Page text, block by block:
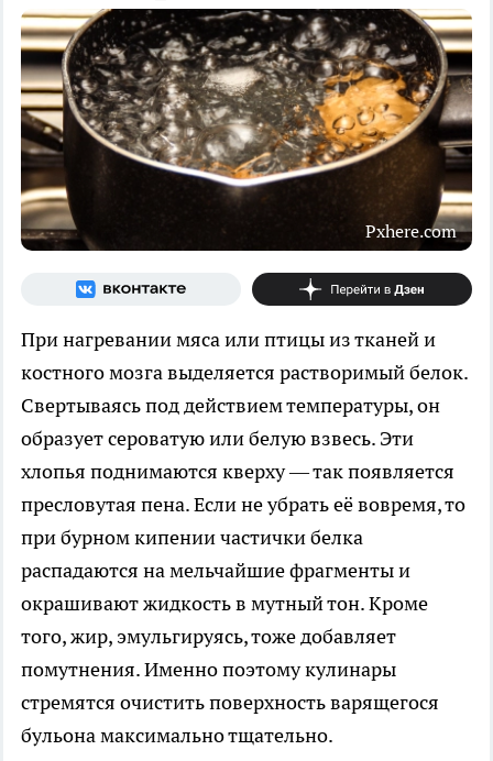
Pxhere.com
При нагревании мяса или птицы из тканей и
костного мозга выделяется растворимый белок.
Свертываясь под действием температуры, он
образует сероватую или белую взвесь. Эти
хлопья поднимаются кверху — так появляется
пресловутая пена. Если не убрать её вовремя, то
при бурном кипении частички белка
распадаются на мельчайшие фрагменты и
окрашивают жидкость в мутный тон. Кроме
того, жир, эмульгируясь, тоже добавляет
помутнения. Именно поэтому кулинары
стремятся очистить поверхность варящегося
бульона максимально тщательно.